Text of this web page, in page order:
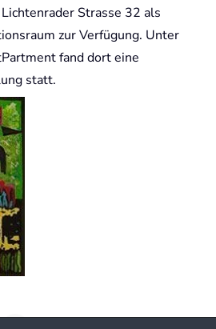
Strasse 32 als
zur Verfügung. Unter
fand dort eine
statt.